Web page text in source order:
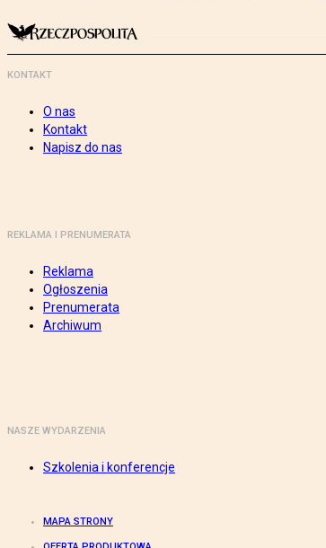
KONTAKT
O nas
Kontakt
Napisz do nas
REKLAMA I PRENUMERATA
Reklama
Ogłoszenia
Prenumerata
Archiwum
NASZE WYDARZENIA
Szkolenia i konferencje
MAPA STRONY